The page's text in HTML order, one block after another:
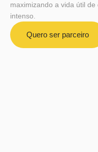
maximizando a vida útil
intenso.
Quero ser parceiro